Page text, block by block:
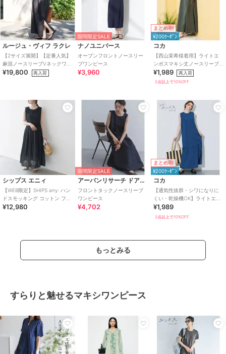
ルージュ・ヴィフ ラクレ
【2サイズ展開】【定番人気】
麻混ノースリーブVネックワン
ピース/ポケット付き/コ
¥19,800 再入荷
期間限定SALE
ナノユニバース
オープンフロントノースリー
ブワンピース
¥3,960
まとめ割
¥200ｸｰﾎﾟﾝ
コカ
【西山茉希様着用】ライトエ
ンボスマキシ丈ノースリーブ
ワンピース 全4色 / シワになり
にくい・速乾
¥1,989 再入荷
2点以上で10%OFF
シップス エニィ
【WEB限定】SHIPS any: ハン
ドスモッキング コットン フレ
ア ノースリーブ ワンピース
¥12,980
期間限定SALE
アーバンリサーチ ドアーズ
フロントタックノースリーブ
ワンピース
¥4,702
まとめ割
¥200ｸｰﾎﾟﾝ
コカ
【通気性抜群・シワになりに
くい・乾燥機OK】ライトエン
ボスノースリーブティアード
ワンピース 全2色
¥1,989
2点以上で10%OFF
もっとみる
すらりと魅せるマキシワンピース